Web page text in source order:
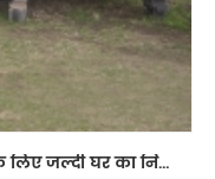
बिक्री के लिए विस्तारित कंटेनर हाउस के लिए जल्दी घर का निर्माण